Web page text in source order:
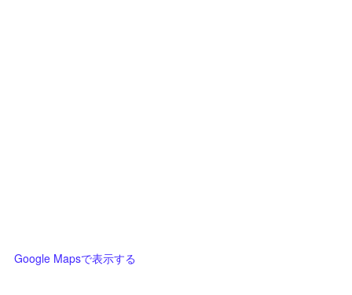
Google Mapsで表示する